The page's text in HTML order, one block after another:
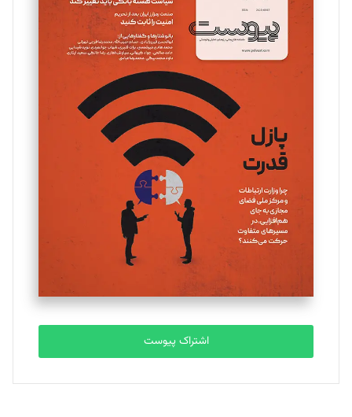
تحریریه
مینا پاکدل
یسنا امان‌پور
تحریریه
ملینا جعفری
تحریریه
مصطفی مسجدی آرانی
تحریریه
بابک نقاش
تحریریه
اشتراک پیوست